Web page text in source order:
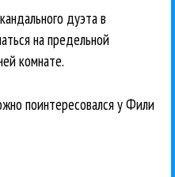
дуэта в
на предельной
комнате.
поинтересовался у Фили